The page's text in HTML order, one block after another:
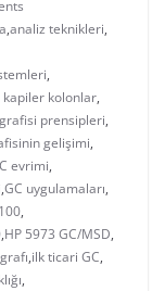
,analiz teknikleri,
,
kolonlar,
prensipleri,
gelişimi,
evrimi,
,GC uygulamaları,
,
,HP 5973 GC/MSD,
,ilk ticari GC,
,